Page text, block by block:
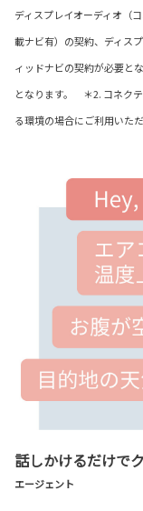
ディスプレイオーディオ（
載ナビ有）の契約、ディス
ィッドナビの契約が必要と
となります。 ＊2. コネク
る環境の場合にご利用いただ
話しかけるだけで
エージェント